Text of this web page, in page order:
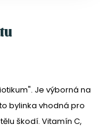
Je výborná na
bylinka vhodná pro
škodí. Vitamín C,